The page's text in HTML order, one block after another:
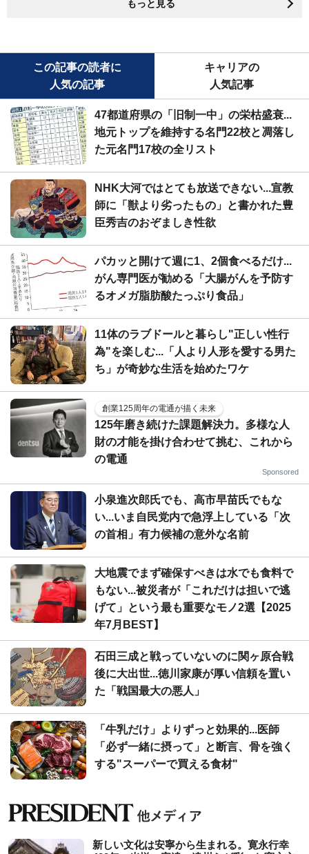
もっと見る
この記事の読者に
人気の記事
キャリアの
人気記事
47都道府県の「旧制一中」の栄枯盛衰...
地元トップを維持する名門22校と凋落し
た元名門17校の全リスト
NHK大河ではとても放送できない...宣教
師に「獣より劣ったもの」と書かれた豊
臣秀吉のおぞましき性欲
パカッと開けて週に1、2個食べるだけ...
がん専門医が勧める「大腸がんを予防す
るオメガ脂肪酸たっぷり食品」
11体のラブドールと暮らし"正しい性行
為"を楽しむ...「人より人形を愛する男た
ち」が奇妙な生活を始めたワケ
創業125周年の電通が描く未来
125年磨き続けた課題解決力。多様な人
財の才能を掛け合わせて挑む、これから
の電通
Sponsored
小泉進次郎氏でも、高市早苗氏でもな
い...いま自民党内で急浮上している「次
の首相」有力候補の意外な名前
大地震でまず確保すべきは水でも食料で
もない...被災者が「これだけは担いで逃
げて」という最も重要なモノ2選【2025
年7月BEST】
石田三成と戦っていないのに関ヶ原合戦
後に大出世...徳川家康が厚い信頼を置い
た「戦国最大の悪人」
「牛乳だけ」よりずっと効果的...医師
「必ず一緒に摂って」と断言、骨を強く
する"スーパーで買える食材"
新しい文化は安寧から生まれる。寛永行幸